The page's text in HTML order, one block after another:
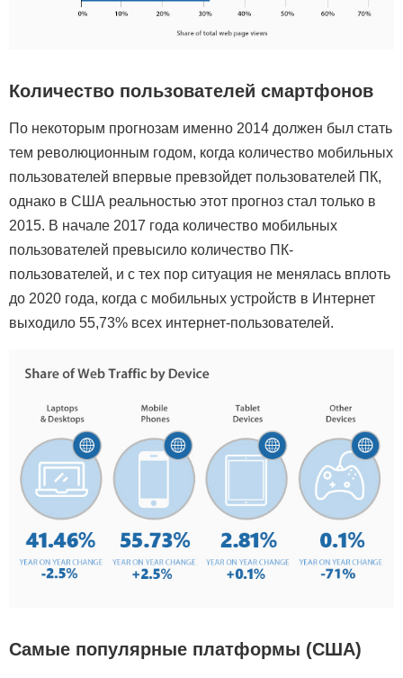
Количество пользователей смартфонов
По некоторым прогнозам именно 2014 должен был стать
тем революционным годом, когда количество мобильных
пользователей впервые превзойдет пользователей ПК,
однако в США реальностью этот прогноз стал только в
2015. В начале 2017 года количество мобильных
пользователей превысило количество ПК-
пользователей, и с тех пор ситуация не менялась вплоть
до 2020 года, когда с мобильных устройств в Интернет
выходило 55,73% всех интернет-пользователей.
Самые популярные платформы (США)